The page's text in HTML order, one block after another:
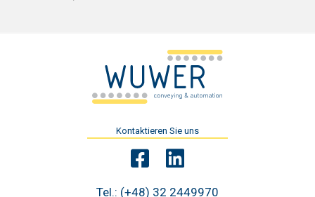
Kontaktieren Sie uns
Tel.: (+48) 32 2449970